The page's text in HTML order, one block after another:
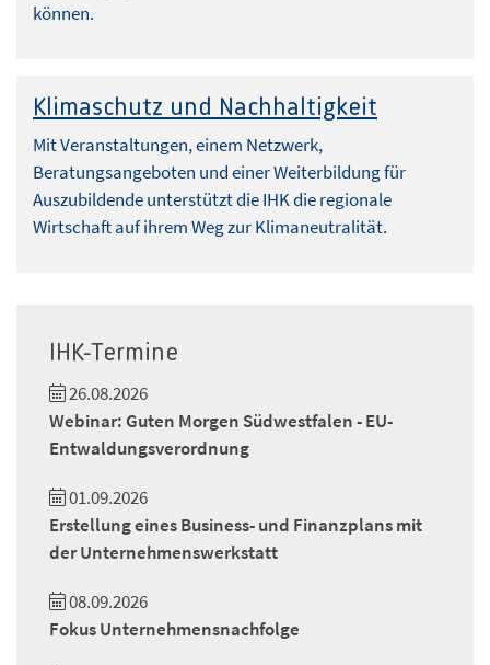
können.
Klimaschutz und Nachhaltigkeit
Mit Veranstaltungen, einem Netzwerk,
Beratungsangeboten und einer Weiterbildung für
Auszubildende unterstützt die IHK die regionale
Wirtschaft auf ihrem Weg zur Klimaneutralität.
IHK-Termine
26.08.2026
Webinar: Guten Morgen Südwestfalen - EU-
Entwaldungsverordnung
01.09.2026
Erstellung eines Business- und Finanzplans mit
der Unternehmenswerkstatt
08.09.2026
Fokus Unternehmensnachfolge